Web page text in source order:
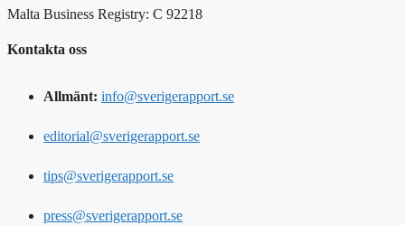
Malta Business Registry: C 92218
Kontakta oss
Allmänt: info@sverigerapport.se
editorial@sverigerapport.se
tips@sverigerapport.se
press@sverigerapport.se